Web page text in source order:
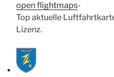
open flightmaps-
Top aktuelle
Lizenz.